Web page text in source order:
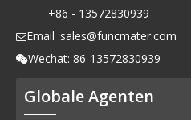
+86 - 13572830939
Email :sales@funcmater.com
Wechat: 86-13572830939
Globale Agenten